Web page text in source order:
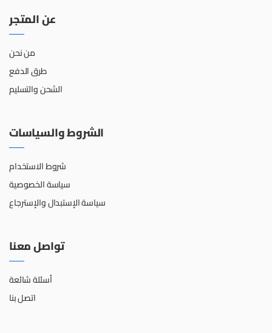
عن المتجر
من نحن
طرق الدفع
الشحن والتسليم
الشروط والسياسات
شروط الاستخدام
سياسة الخصوصية
سياسة الإستبدال والإسترجاع
تواصل معنا
أسئلة شائعة
اتصل بنا